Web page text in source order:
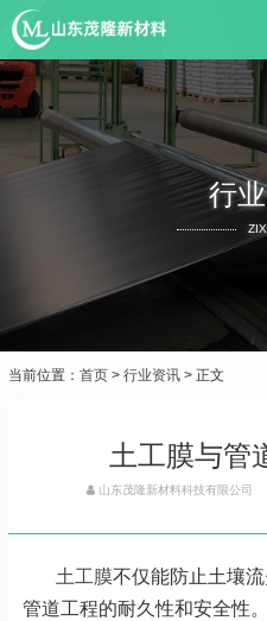
行
当前位置： 首页 > 行业资讯 > 正文
土工膜与管
山东茂隆新材料科技有限公司
土工膜不仅能防止土壤
管道工程的耐久性和安全性